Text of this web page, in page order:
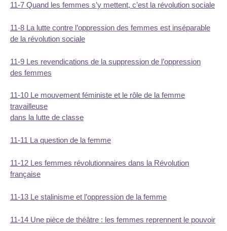
11-7 Quand les femmes s’y mettent, c’est la révolution sociale
11-8 La lutte contre l’oppression des femmes est inséparable
de la révolution sociale
11-9 Les revendications de la suppression de l’oppression
des femmes
11-10 Le mouvement féministe et le rôle de la femme
travailleuse
dans la lutte de classe
11-11 La question de la femme
11-12 Les femmes révolutionnaires dans la Révolution
française
11-13 Le stalinisme et l’oppression de la femme
11-14 Une pièce de théâtre : les femmes reprennent le pouvoir